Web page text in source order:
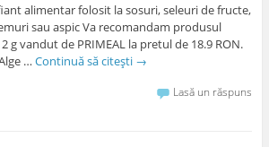
alimentar folosit la sosuri, seleuri de fructe,
sau aspic Va recomandam produsul
g vandut de PRIMEAL la pretul de 18.9 RON.
… Continuă să citești →
Lasă un răspuns